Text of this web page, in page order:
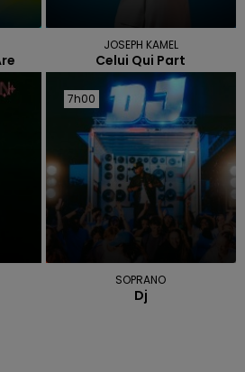
JOSEPH KAMEL
Celui Qui Part
7h00
7h00
SOPRANO
Dj